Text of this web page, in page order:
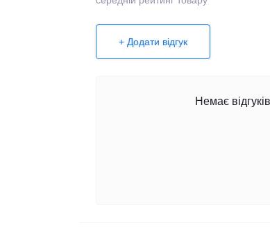
+ Додати відгук
Немає